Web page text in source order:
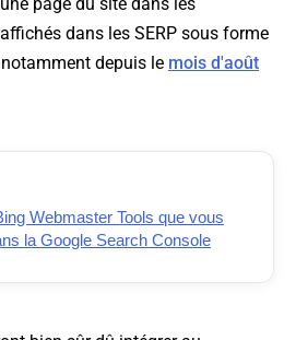
dans les SERP sous forme
depuis le mois d'août
Webmaster Tools que vous
la Google Search Console